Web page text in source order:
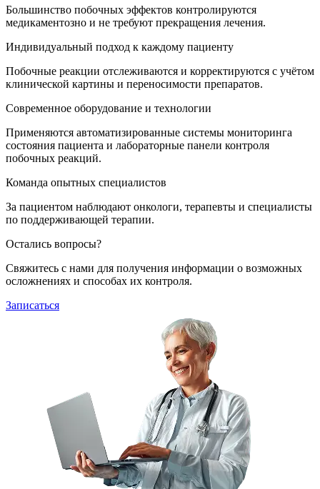
Большинство побочных эффектов контролируются
медикаментозно и не требуют прекращения лечения.
Индивидуальный подход к каждому пациенту
Побочные реакции отслеживаются и корректируются с учётом
клинической картины и переносимости препаратов.
Современное оборудование и технологии
Применяются автоматизированные системы мониторинга
состояния пациента и лабораторные панели контроля
побочных реакций.
Команда опытных специалистов
За пациентом наблюдают онкологи, терапевты и специалисты
по поддерживающей терапии.
Остались вопросы?
Свяжитесь с нами для получения информации о возможных
осложнениях и способах их контроля.
Записаться